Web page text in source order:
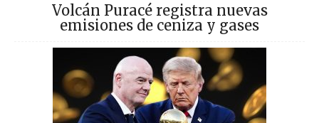
Volcán Puracé registra nuevas
emisiones de ceniza y gases